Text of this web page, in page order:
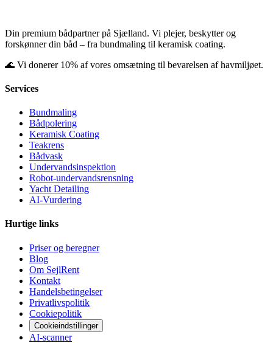
Din premium bådpartner på Sjælland. Vi plejer, beskytter og
forskønner din båd – fra bundmaling til keramisk coating.
🌊 Vi donerer 10% af vores omsætning til bevarelsen af havmiljøet.
Services
Bundmaling
Bådpolering
Keramisk Coating
Teakrens
Bådvask
Undervandsinspektion
Robot-undervandsrensning
Yacht Detailing
AI-Vurdering
Hurtige links
Priser og beregner
Blog
Om SejlRent
Kontakt
Handelsbetingelser
Privatlivspolitik
Cookiepolitik
Cookieindstillinger
AI-scanner